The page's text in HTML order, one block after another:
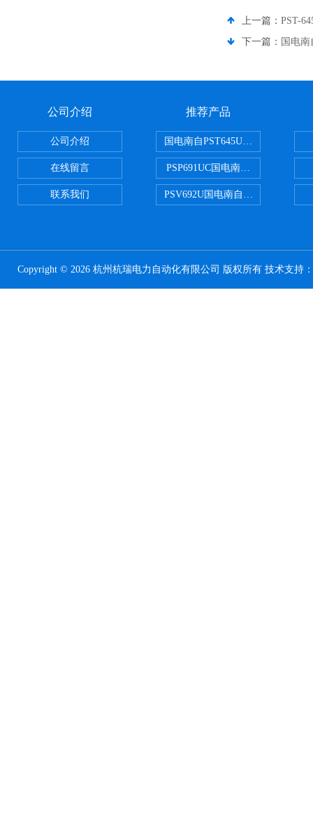
上一篇： PST-
下一篇： 国电
公司介绍
公司介绍
在线留言
联系我们
推荐产品
国电南自PST645UX微机综保
PSP691UC国电南自PSP691UC
PSV692U国电南自PSV692U PT并
Copyright © 2026 杭州杭瑞电力自动化有限公司 版权所有 技术支持：